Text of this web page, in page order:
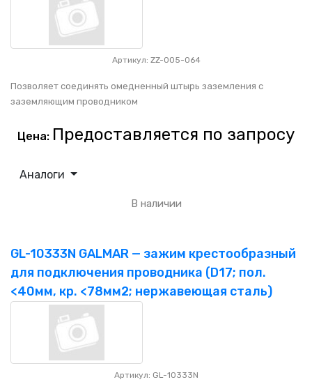
ГЕОСИНТЕТИЧЕСКИЕ МАТЕРИАЛЫ
НАШИ СЕРТИФИКАТЫАртикул: ZZ-005-064
Позволяет соединять омедненный штырь заземления с
заземляющим проводником
Цена: Предоставляется по запросу
Аналоги
В наличии
GL-10333N GALMAR — зажим крестообразный
для подключения проводника (D17; пол.
<40мм, кр. <78мм2; нержавеющая сталь)
Артикул: GL-10333N